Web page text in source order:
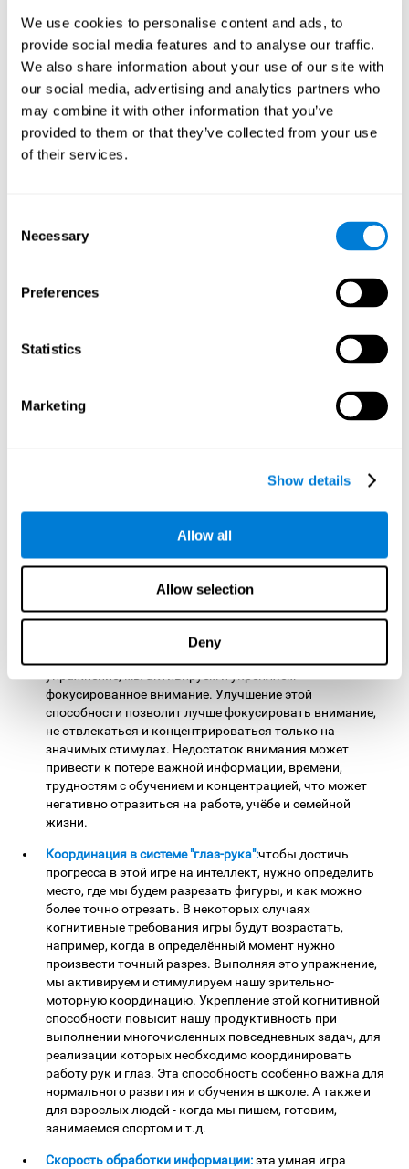
We use cookies to personalise content and ads, to
provide social media features and to analyse our traffic.
We also share information about your use of our site with
our social media, advertising and analytics partners who
may combine it with other information that you’ve
provided to them or that they’ve collected from your use
of their services.
Selection
Necessary
Preferences
Statistics
Marketing
Show details
Allow all
Allow selection
Deny
когнитивного упражнения мы стимулируем и укрепляем
пространственное восприятие. Тренировка этой
когнитивной способности помогает нам лучше понять
расположение окружающих предметов и
ориентироваться, а также избежать возможных
ловушек. Пространственное восприятие - очень важный
навык для многих профессий, в том числе для
архитекторов, художников, водителей, дизайнеров и
когнитивные способности:
Мониторинг:
чтобы достичь прогресса в этой игре для
добиться цели, сделать выводы, а также изменить или
скорректировать стратегию. Практикуя это
реорганизовать или восстановить способность к
мониторингу. Укрепление этой когнитивной функции
оценивать, эффективен ли выбранный метод действий.
исправить и какие шаги предпринять, чтобы добиться
Фокусированное внимание:эта игра для ума была
разработана для того, чтобы проверить нашу
стимуле и не отвлекаться. Чтобы достичь прогресса в
игре, необходимо заметить все важные элементы,
упражнение, мы активируем и укрепляем
фокусированное внимание. Улучшение этой
способности позволит лучше фокусировать внимание,
не отвлекаться и концентрироваться только на
значимых стимулах. Недостаток внимания может
привести к потере важной информации, времени,
трудностям с обучением и концентрацией, что может
негативно отразиться на работе, учёбе и семейной
жизни.
Координация в системе "глаз-рука":чтобы достичь
прогресса в этой игре на интеллект, нужно определить
место, где мы будем разрезать фигуры, и как можно
более точно отрезать. В некоторых случаях
когнитивные требования игры будут возрастать,
например, когда в определённый момент нужно
произвести точный разрез. Выполняя это упражнение,
мы активируем и стимулируем нашу зрительно-
моторную координацию. Укрепление этой когнитивной
способности повысит нашу продуктивность при
выполнении многочисленных повседневных задач, для
реализации которых необходимо координировать
работу рук и глаз. Эта способность особенно важна для
нормального развития и обучения в школе. А также и
для взрослых людей - когда мы пишем, готовим,
занимаемся спортом и т.д.
Скорость обработки информации:эта умная игра